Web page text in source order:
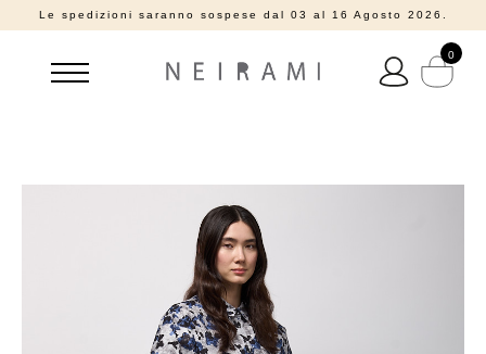
Le spedizioni saranno sospese dal 03 al 16 Agosto 2026.
0